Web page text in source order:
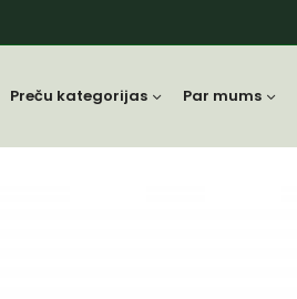
Preču kategorijas Par mums